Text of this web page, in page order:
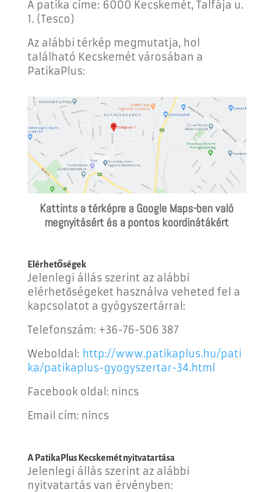
A patika címe: 6000 Kecskemét, Talfája u.
1. (Tesco)
Az alábbi térkép megmutatja, hol
található Kecskemét városában a
PatikaPlus:
Kattints a térképre a Google Maps-ben való
megnyitásért és a pontos koordinátákért
Elérhetőségek
Jelenlegi állás szerint az alábbi
elérhetőségeket használva veheted fel a
kapcsolatot a gyógyszertárral:
Telefonszám: +36-76-506 387
Weboldal: http://www.patikaplus.hu/pati
ka/patikaplus-gyogyszertar-34.html
Facebook oldal: nincs
Email cím: nincs
A PatikaPlus Kecskemét nyitvatartása
Jelenlegi állás szerint az alábbi
nyitvatartás van érvényben: